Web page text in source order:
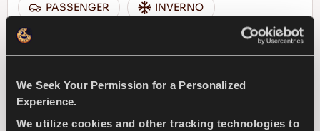
We Seek Your Permission for a Personalized
Experience.
We utilize cookies and other tracking technologies to
PASSENGER INVERNO
FRENATA SUL GHIACCIO